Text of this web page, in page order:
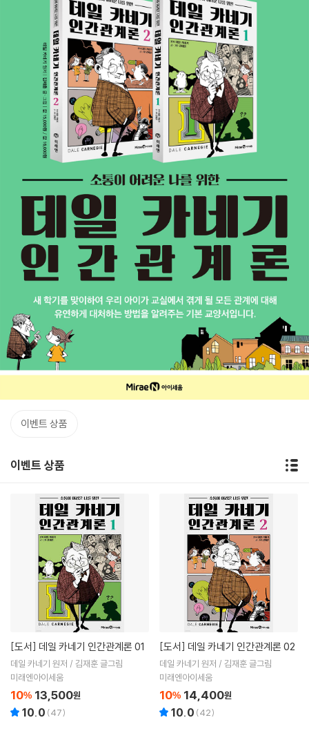
이벤트 상품
이벤트 상품
[도서] 데일 카네기 인간관계론 01
데일 카네기 원저 / 김재훈 글그림
미래엔아이세움
10% 13,500원
10.0 (47)
[도서] 데일 카네기 인간관계론 02
데일 카네기 원저 / 김재훈 글그림
미래엔아이세움
10% 14,400원
10.0 (42)